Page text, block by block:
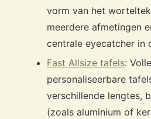
vorm van het
meerdere afmetingen
centrale eyecatcher in
Fast Allsize tafels:
personaliseerbare
verschillende lengtes,
(zoals aluminium of